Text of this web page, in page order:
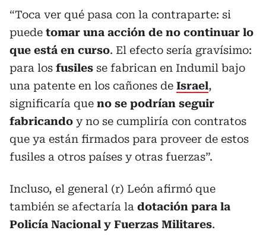
“Toca ver qué pasa con la contraparte: si
puede tomar una acción de no continuar lo
que está en curso. El efecto sería gravísimo:
para los fusiles se fabrican en Indumil bajo
una patente en los cañones de Israel,
significaría que no se podrían seguir
fabricando y no se cumpliría con contratos
que ya están firmados para proveer de estos
fusiles a otros países y otras fuerzas”.
Incluso, el general (r) León afirmó que
también se afectaría la dotación para la
Policía Nacional y Fuerzas Militares.